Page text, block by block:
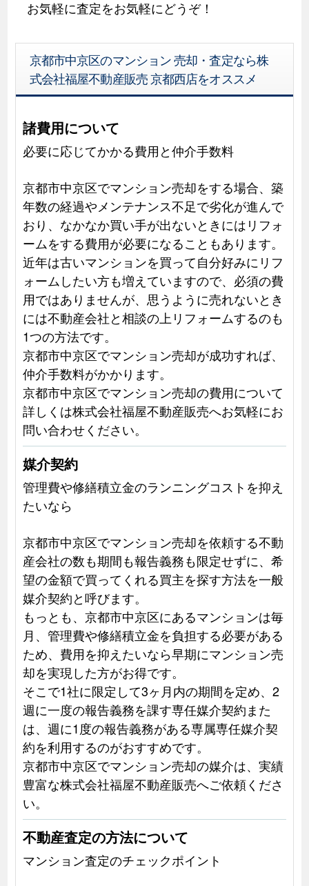
お気軽に査定をお気軽にどうぞ！
京都市中京区のマンション 売却・査定なら株
式会社福屋不動産販売 京都西店をオススメ
諸費用について
必要に応じてかかる費用と仲介手数料
京都市中京区でマンション売却をする場合、築
年数の経過やメンテナンス不足で劣化が進んで
おり、なかなか買い手が出ないときにはリフォ
ームをする費用が必要になることもあります。
近年は古いマンションを買って自分好みにリフ
ォームしたい方も増えていますので、必須の費
用ではありませんが、思うように売れないとき
には不動産会社と相談の上リフォームするのも
1つの方法です。
京都市中京区でマンション売却が成功すれば、
仲介手数料がかかります。
京都市中京区でマンション売却の費用について
詳しくは株式会社福屋不動産販売へお気軽にお
問い合わせください。
媒介契約
管理費や修繕積立金のランニングコストを抑え
たいなら
京都市中京区でマンション売却を依頼する不動
産会社の数も期間も報告義務も限定せずに、希
望の金額で買ってくれる買主を探す方法を一般
媒介契約と呼びます。
もっとも、京都市中京区にあるマンションは毎
月、管理費や修繕積立金を負担する必要がある
ため、費用を抑えたいなら早期にマンション売
却を実現した方がお得です。
そこで1社に限定して3ヶ月内の期間を定め、2
週に一度の報告義務を課す専任媒介契約また
は、週に1度の報告義務がある専属専任媒介契
約を利用するのがおすすめです。
京都市中京区でマンション売却の媒介は、実績
豊富な株式会社福屋不動産販売へご依頼くださ
い。
不動産査定の方法について
マンション査定のチェックポイント